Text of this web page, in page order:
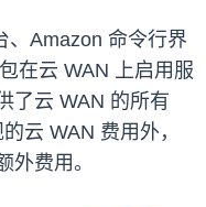
、Amazon 命令行界
在云 WAN 上启用服
了云 WAN 的所有
云 WAN 费用外，
外费用。